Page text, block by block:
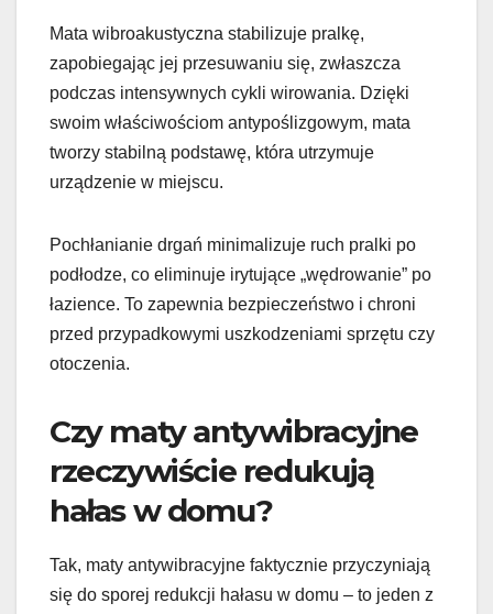
Mata wibroakustyczna stabilizuje pralkę,
zapobiegając jej przesuwaniu się, zwłaszcza
podczas intensywnych cykli wirowania. Dzięki
swoim właściwościom antypoślizgowym, mata
tworzy stabilną podstawę, która utrzymuje
urządzenie w miejscu.
Pochłanianie drgań minimalizuje ruch pralki po
podłodze, co eliminuje irytujące „wędrowanie” po
łazience. To zapewnia bezpieczeństwo i chroni
przed przypadkowymi uszkodzeniami sprzętu czy
otoczenia.
Czy maty antywibracyjne
rzeczywiście redukują
hałas w domu?
Tak, maty antywibracyjne faktycznie przyczyniają
się do sporej redukcji hałasu w domu – to jeden z